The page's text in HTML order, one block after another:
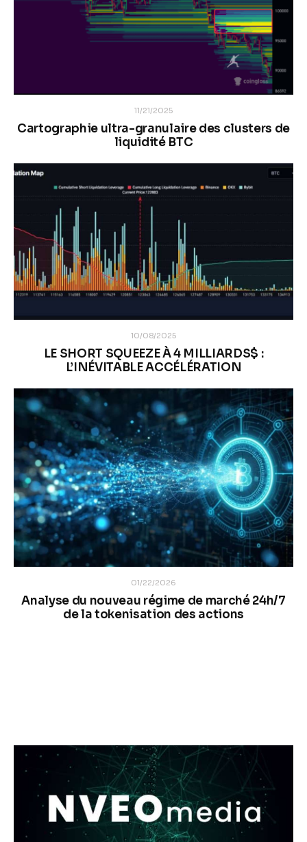
11/21/2025
Cartographie ultra-granulaire des clusters de
liquidité BTC
10/08/2025
LE SHORT SQUEEZE À 4 MILLIARDS$ :
L’INÉVITABLE ACCÉLÉRATION
01/22/2026
Analyse du nouveau régime de marché 24h/7
de la tokenisation des actions